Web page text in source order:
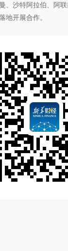
、沙特阿拉伯、阿
地开展合作。